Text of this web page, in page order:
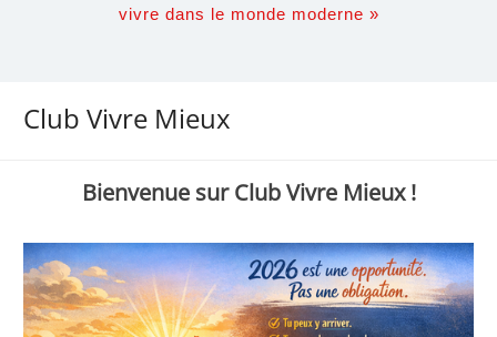
vivre dans le monde moderne »
Club Vivre Mieux
Bienvenue sur Club Vivre Mieux !